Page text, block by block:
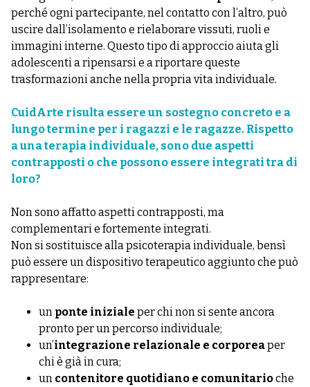
perché ogni partecipante, nel contatto con l’altro, può
uscire dall’isolamento e rielaborare vissuti, ruoli e
immagini interne. Questo tipo di approccio aiuta gli
adolescenti a ripensarsi e a riportare queste
trasformazioni anche nella propria vita individuale.
CuidArte risulta essere un sostegno concreto e a
lungo termine per i ragazzi e le ragazze. Rispetto
a una terapia individuale, sono due aspetti
contrapposti o che possono essere integrati tra di
loro?
Non sono affatto aspetti contrapposti, ma
complementari e fortemente integrati.
Non si sostituisce alla psicoterapia individuale, bensì
può essere un dispositivo terapeutico aggiunto che può
rappresentare:
un ponte iniziale per chi non si sente ancora
pronto per un percorso individuale;
un’integrazione relazionale e corporeaper
chi è già in cura;
un contenitore quotidiano e comunitarioche